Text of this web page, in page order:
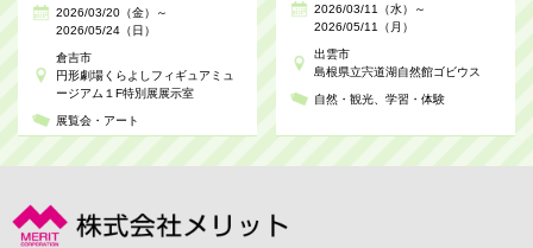
2026/03/20（金）～
2026/05/24（日）
倉吉市
円形劇場くらよしフィギュアミュ
ージアム１F特別展展示室
展覧会・アート
2026/03/11（水）～
2026/05/11（月）
出雲市
島根県立宍道湖自然館ゴビウス
自然・観光 学習・体験